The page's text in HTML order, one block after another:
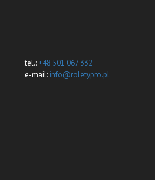
tel.:+48 501 067 332
e-mail: info@roletypro.pl